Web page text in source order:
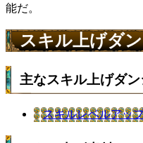
能だ。
スキル上げダ
主なスキル上げダン
スキルレベルアッ